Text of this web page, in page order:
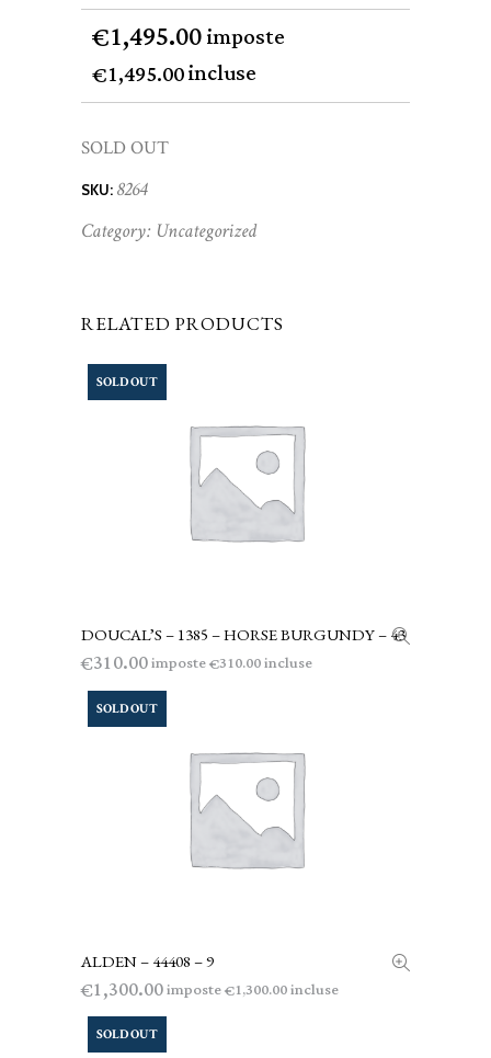
€1,495.00imposte
€1,495.00incluse
SOLD OUT
SKU: 8264
Category: Uncategorized
RELATED PRODUCTS
SOLD OUT
LEGGI TUTTO
DOUCAL’S – 1385 – HORSE BURGUNDY – 43
€310.00imposte€310.00incluse
SOLD OUT
LEGGI TUTTO
ALDEN – 44408 – 9
€1,300.00imposte€1,300.00incluse
SOLD OUT